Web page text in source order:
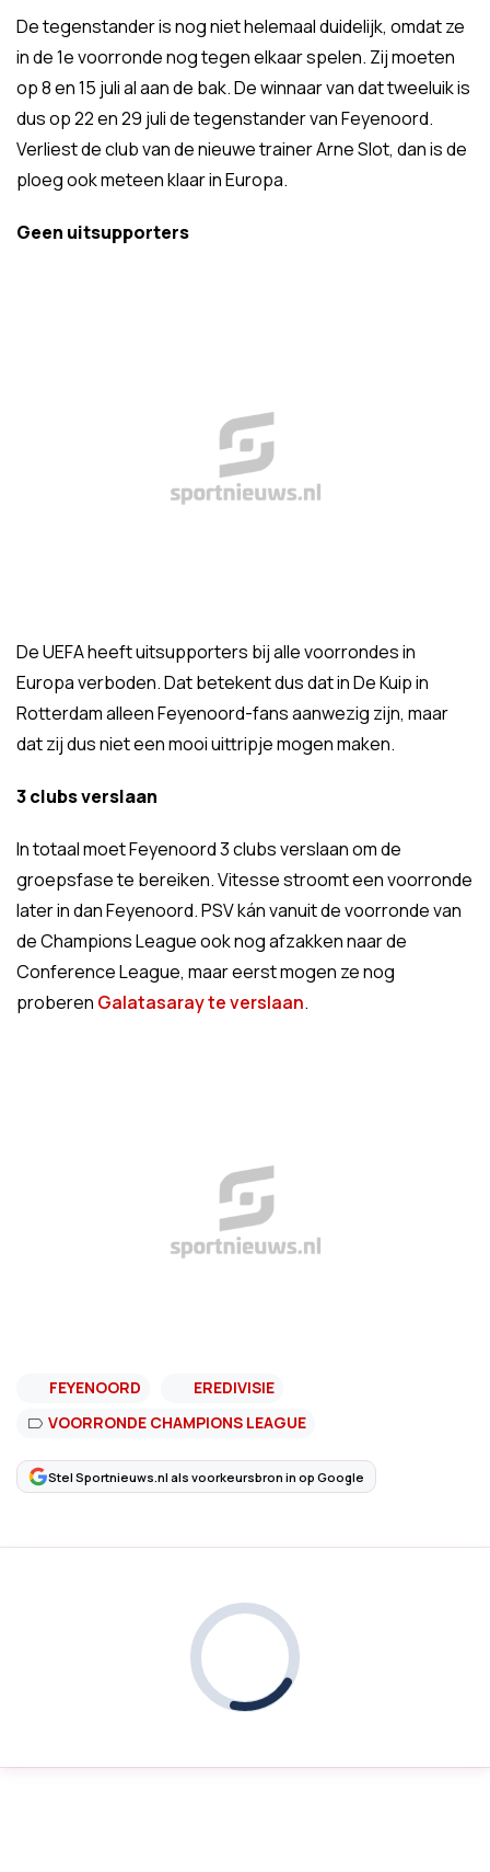
De tegenstander is nog niet helemaal duidelijk, omdat ze
in de 1e voorronde nog tegen elkaar spelen. Zij moeten
op 8 en 15 juli al aan de bak. De winnaar van dat tweeluik is
dus op 22 en 29 juli de tegenstander van Feyenoord.
Verliest de club van de nieuwe trainer Arne Slot, dan is de
ploeg ook meteen klaar in Europa.
Geen uitsupporters
De UEFA heeft uitsupporters bij alle voorrondes in
Europa verboden. Dat betekent dus dat in De Kuip in
Rotterdam alleen Feyenoord-fans aanwezig zijn, maar
dat zij dus niet een mooi uittripje mogen maken.
3 clubs verslaan
In totaal moet Feyenoord 3 clubs verslaan om de
groepsfase te bereiken. Vitesse stroomt een voorronde
later in dan Feyenoord. PSV kán vanuit de voorronde van
de Champions League ook nog afzakken naar de
Conference League, maar eerst mogen ze nog
proberen Galatasaray te verslaan.
FEYENOORD
EREDIVISIE
VOORRONDE CHAMPIONS LEAGUE
Stel Sportnieuws.nl als voorkeursbron in op Google